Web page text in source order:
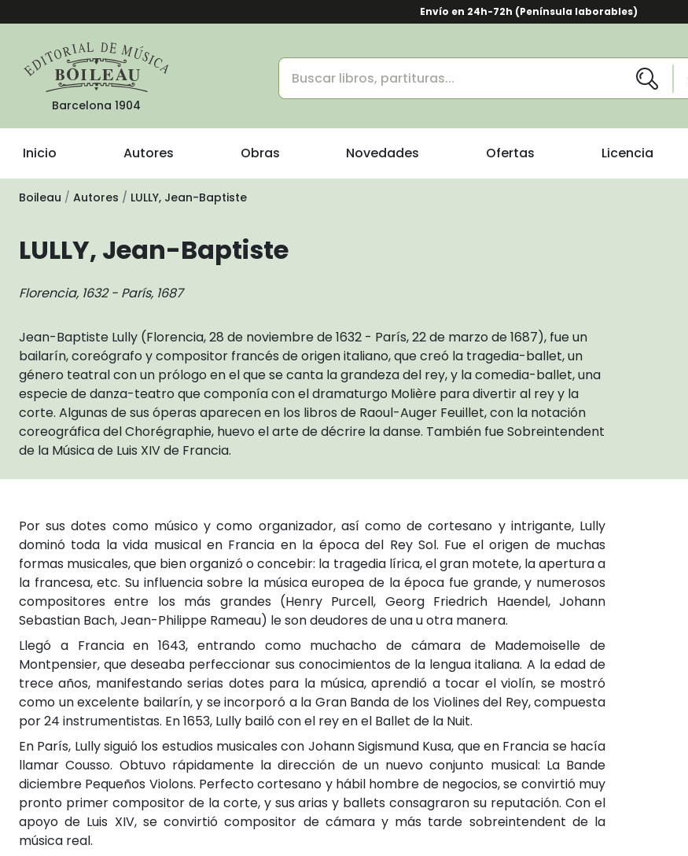
Envío en 24h-72h (Península laborables)
Barcelona 1904
Inicio Autores Obras Novedades Ofertas Licencia
Boileau Autores LULLY, Jean-Baptiste
LULLY, Jean-Baptiste
Florencia, 1632 - París, 1687
Jean-Baptiste Lully (Florencia, 28 de noviembre de 1632 - París, 22 de marzo de 1687), fue un
bailarín, coreógrafo y compositor francés de origen italiano, que creó la tragedia-ballet, un
género teatral con un prólogo en el que se canta la grandeza del rey, y la comedia-ballet, una
especie de danza-teatro que componía con el dramaturgo Molière para divertir al rey y la
corte. Algunas de sus óperas aparecen en los libros de Raoul-Auger Feuillet, con la notación
coreográfica del Chorégraphie, huevo el arte de décrire la danse. También fue Sobreintendent
de la Música de Luis XIV de Francia.
Por sus dotes como músico y como organizador, así como de cortesano y intrigante, Lully
dominó toda la vida musical en Francia en la época del Rey Sol. Fue el origen de muchas
formas musicales, que bien organizó o concebir: la tragedia lírica, el gran motete, la apertura a
la francesa, etc. Su influencia sobre la música europea de la época fue grande, y numerosos
compositores entre los más grandes (Henry Purcell, Georg Friedrich Haendel, Johann
Sebastian Bach, Jean-Philippe Rameau) le son deudores de una u otra manera.
Llegó a Francia en 1643, entrando como muchacho de cámara de Mademoiselle de
Montpensier, que deseaba perfeccionar sus conocimientos de la lengua italiana. A la edad de
trece años, manifestando serias dotes para la música, aprendió a tocar el violín, se mostró
como un excelente bailarín, y se incorporó a la Gran Banda de los Violines del Rey, compuesta
por 24 instrumentistas. En 1653, Lully bailó con el rey en el Ballet de la Nuit.
En París, Lully siguió los estudios musicales con Johann Sigismund Kusa, que en Francia se hacía
llamar Cousso. Obtuvo rápidamente la dirección de un nuevo conjunto musical: La Bande
diciembre Pequeños Violons. Perfecto cortesano y hábil hombre de negocios, se convirtió muy
pronto primer compositor de la corte, y sus arias y ballets consagraron su reputación. Con el
apoyo de Luis XIV, se convirtió compositor de cámara y más tarde sobreintendent de la
música real.